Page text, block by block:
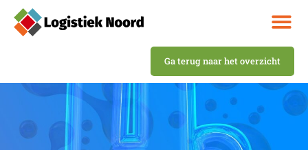
Ga terug naar het overzicht